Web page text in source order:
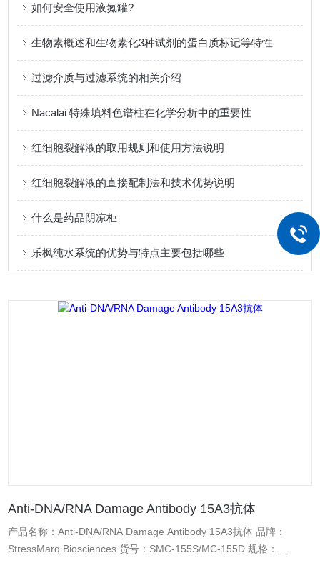
如何安全使用液氮罐?
生物素概述和生物素化3种试剂的蛋白质标记等特性
过滤介质与过滤系统的相关介绍
Nacalai 特殊填料色谱柱在化学分析中的重要性
红细胞裂解液的取用规则和使用方法说明
红细胞裂解液的直接配制法和技术优势说明
什么是药品阴凉柜
乐枫纯水系统的优势与特点主要包括哪些
Anti-DNA/RNA Damage Antibody 15A3抗体
产品名称：Anti-DNA/RNA Damage Antibody 15A3抗体 品牌：
StressMarq Biosciences 货号：SMC-155S/MC-155D 规格：